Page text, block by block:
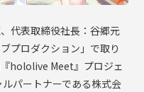
代表取締役社⻑：⾕郷元
プロダクション」で取り
hololive Meet』プロジェ
パートナーである株式会